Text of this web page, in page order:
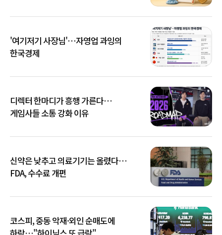
'여기저기 사장님'…자영업 과잉의
한국경제
디렉터 한마디가 흥행 가른다…
게임사들 소통 강화 이유
신약은 낮추고 의료기기는 올렸다…
FDA, 수수료 개편
코스피, 중동 악재·외인 순매도에